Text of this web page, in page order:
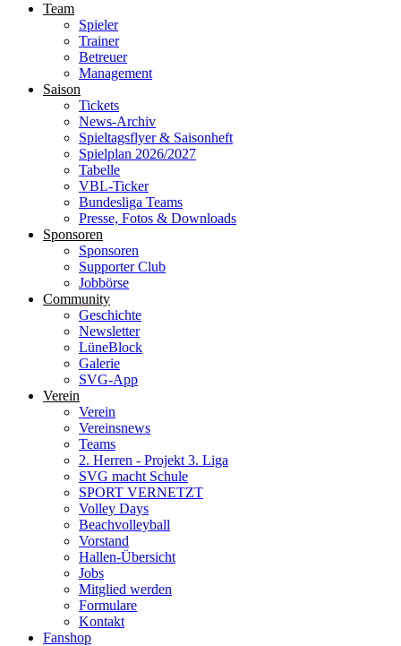
Team
Spieler
Trainer
Betreuer
Management
Saison
Tickets
News-Archiv
Spieltagsflyer & Saisonheft
Spielplan 2026/2027
Tabelle
VBL-Ticker
Bundesliga Teams
Presse, Fotos & Downloads
Sponsoren
Sponsoren
Supporter Club
Jobbörse
Community
Geschichte
Newsletter
LüneBlock
Galerie
SVG-App
Verein
Verein
Vereinsnews
Teams
2. Herren - Projekt 3. Liga
SVG macht Schule
SPORT VERNETZT
Volley Days
Beachvolleyball
Vorstand
Hallen-Übersicht
Jobs
Mitglied werden
Formulare
Kontakt
Fanshop